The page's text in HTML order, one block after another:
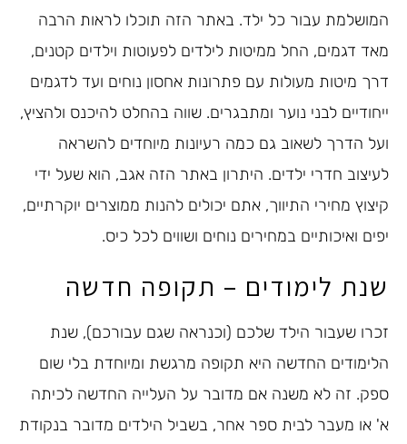
המושלמת עבור כל ילד. באתר הזה תוכלו לראות הרבה
מאד דגמים, החל ממיטות לילדים לפעוטות וילדים קטנים,
דרך מיטות מעולות עם פתרונות אחסון נוחים ועד לדגמים
ייחודיים לבני נוער ומתבגרים. שווה בהחלט להיכנס ולהציץ,
ועל הדרך לשאוב גם כמה רעיונות מיוחדים להשראה
לעיצוב חדרי ילדים. היתרון באתר הזה אגב, הוא שעל ידי
קיצוץ מחירי התיווך, אתם יכולים להנות ממוצרים יוקרתיים,
יפים ואיכותיים במחירים נוחים ושווים לכל כיס.
שנת לימודים – תקופה חדשה
זכרו שעבור הילד שלכם (וכנראה שגם עבורכם), שנת
הלימודים החדשה היא תקופה מרגשת ומיוחדת בלי שום
ספק. זה לא משנה אם מדובר על העלייה החדשה לכיתה
א' או מעבר לבית ספר אחר, בשביל הילדים מדובר בנקודת